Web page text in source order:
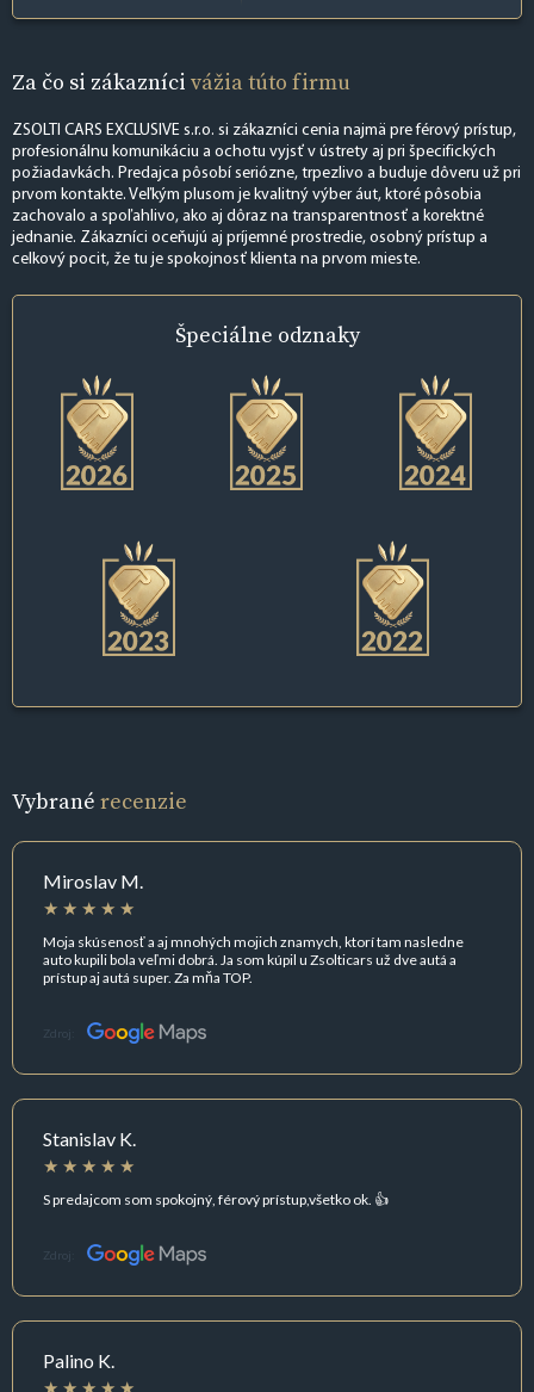
Za čo si zákazníci vážia túto firmu
ZSOLTI CARS EXCLUSIVE s.r.o. si zákazníci cenia najmä pre férový prístup,
profesionálnu komunikáciu a ochotu vyjsť v ústrety aj pri špecifických
požiadavkách. Predajca pôsobí seriózne, trpezlivo a buduje dôveru už pri
prvom kontakte. Veľkým plusom je kvalitný výber áut, ktoré pôsobia
zachovalo a spoľahlivo, ako aj dôraz na transparentnosť a korektné
jednanie. Zákazníci oceňujú aj príjemné prostredie, osobný prístup a
celkový pocit, že tu je spokojnosť klienta na prvom mieste.
Špeciálne odznaky
Vybrané recenzie
Miroslav M.
Moja skúsenosť a aj mnohých mojich znamych, ktorí tam nasledne
auto kupili bola veľmi dobrá. Ja som kúpil u Zsolticars už dve autá a
prístup aj autá super. Za mňa TOP.
Zdroj:
Stanislav K.
S predajcom som spokojný, férový prístup,všetko ok. 👍
Zdroj:
Palino K.